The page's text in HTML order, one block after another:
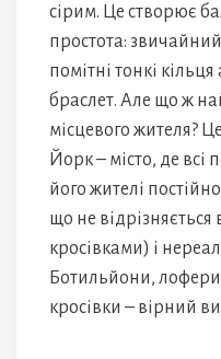
сірим. Це створює
простота:
помітні тонкі
браслет. Але що ж
місцевого жителя?
Йорк – місто, де всі
його жителі
що не
кросівками) і
Ботильйони,
кросівки – вірний